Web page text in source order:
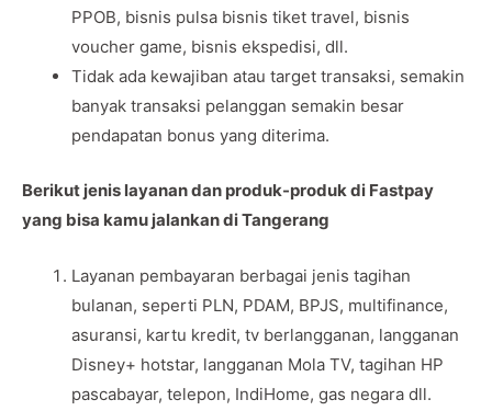
PPOB, bisnis pulsa bisnis tiket travel, bisnis
voucher game, bisnis ekspedisi, dll.
Tidak ada kewajiban atau target transaksi, semakin
banyak transaksi pelanggan semakin besar
pendapatan bonus yang diterima.
Berikut jenis layanan dan produk-produk di Fastpay
yang bisa kamu jalankan di Tangerang
Layanan pembayaran berbagai jenis tagihan
bulanan, seperti PLN, PDAM, BPJS, multifinance,
asuransi, kartu kredit, tv berlangganan, langganan
Disney+ hotstar, langganan Mola TV, tagihan HP
pascabayar, telepon, IndiHome, gas negara dll.